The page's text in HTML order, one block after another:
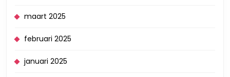
maart 2025
februari 2025
januari 2025